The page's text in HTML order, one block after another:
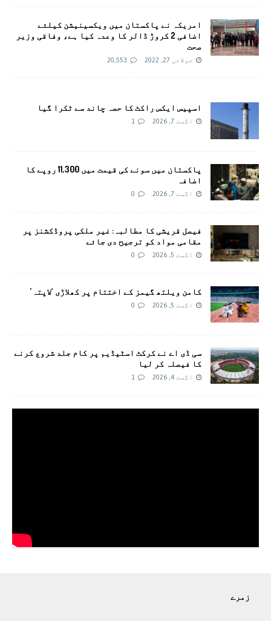
امريکہ نے پاکستان میں ویکسینیشن کیلئے
اضافی 2 کروڑ ڈالر کا وعدہ کیا ہے، وفاقی وزیر
صحت
جولائی 27, 2022 20,553
اسپیس ایکس راکٹ کا حصہ چاند سے ٹکرا گیا
اگست 7, 2026 1
پاکستان میں سونے کی قیمت میں 11,300 روپے کا
اضافہ
اگست 7, 2026 0
فیصل قریشی کا مطالبہ: غیر ملکی پروڈکشنز پر
مقامی مواد کو ترجیح دی جائے
اگست 5, 2026 0
کامن ویلتھ گیمز کے اختتام پر کھلاڑی ‘لاپتہ’
اگست 5, 2026 0
سی ڈی اے نے کرکٹ اسٹیڈیم پر کام جلد شروع کرنے
کا فیصلہ کر لیا
اگست 4, 2026 1
زمرے